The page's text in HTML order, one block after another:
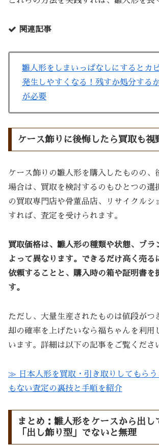
関連記事
雛人形をしまいっぱなしにするとカ
発生しやすくなる！残すか処分する
が必要
ケース飾りに後悔したら買取も視
ケース飾りの雛人形を購入したものの、
場合は、買取を検討するのもひとつの選
の買取専門店や骨董品店、リサイクルシ
すれば、査定を受けられます。
買取価格は、雛人形の種類や状態、ブラ
よって異なります。できるだけ高く売る
依頼することと、購入時の箱や証明書を
す。
ただし、大量生産されたものは値段がつ
却の確率を上げたいなら福ちゃんを利用
います。詳細は以下の記事をご覧くださ
≫ 日本人形を買取・引き取りしてもらう
もない査定の裏技と手順を紹介
まとめ：雛人形をケースから出し
「出し飾り型」でないと無理